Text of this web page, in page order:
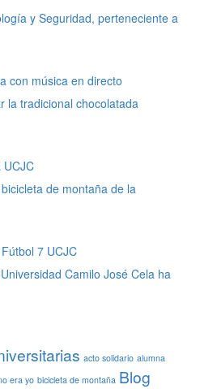
y Seguridad, perteneciente a
con música en directo
la tradicional chocolatada
UCJC
de montaña de la
7 UCJC
Camilo José Cela ha
acto solidario alumna
era yo bicicleta de montaña Blog